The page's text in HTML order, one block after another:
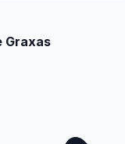
Graxas